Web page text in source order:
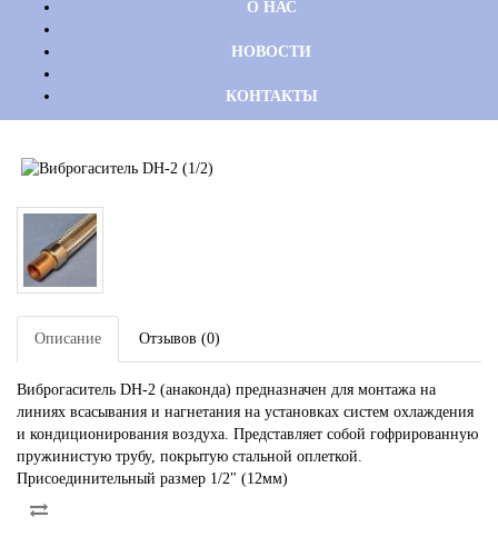
О НАС
НОВОСТИ
КОНТАКТЫ
Описание Отзывов (0)
Виброгаситель DH-2 (анаконда) предназначен для монтажа на
линиях всасывания и нагнетания на установках систем охлаждения
и кондиционирования воздуха. Представляет собой гофрированную
пружинистую трубу, покрытую стальной оплеткой.
Присоединительный размер 1/2" (12мм)